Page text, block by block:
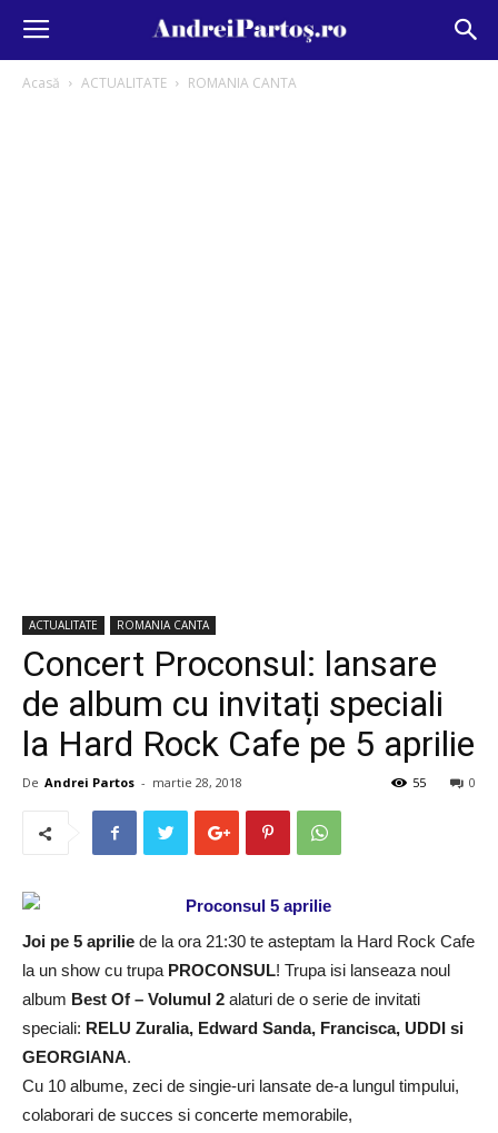
Acasă ACTUALITATE ROMANIA CANTA
ACTUALITATE ROMANIA CANTA
Concert Proconsul: lansare
de album cu invitați speciali
la Hard Rock Cafe pe 5 aprilie
De Andrei Partos - martie 28, 2018 0
55
Joi pe 5 aprilie de la ora 21:30 te asteptam la Hard Rock Cafe
la un show cu trupa PROCONSUL! Trupa isi lanseaza noul
album Best Of – Volumul 2 alaturi de o serie de invitati
speciali: RELU Zuralia, Edward Sanda, Francisca, UDDI si
GEORGIANA.
Cu 10 albume, zeci de singie-uri lansate de-a lungul timpului,
colaborari de succes si concerte memorabile,